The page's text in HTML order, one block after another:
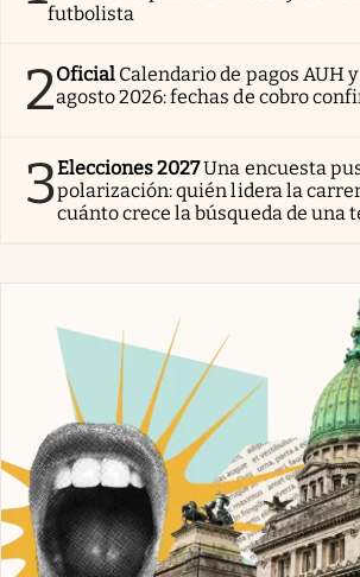
futbolista
2Oficial Calendario de pagos AUH y
agosto 2026: fechas de cobro
3Elecciones 2027Una encuesta
polarización: quién lidera la
cuánto crece la búsqueda de una